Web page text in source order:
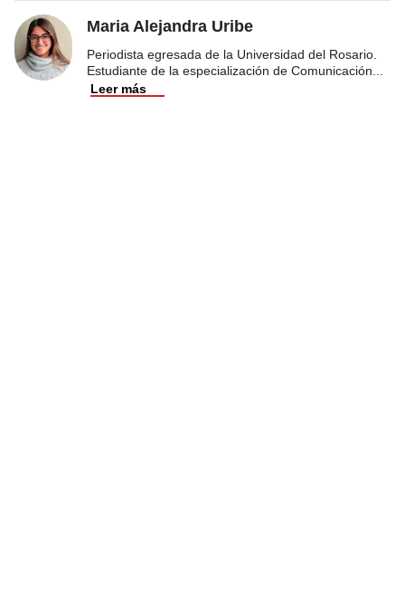
Maria Alejandra Uribe
Periodista egresada de la Universidad del Rosario.
Estudiante de la especialización de Comunicación
Leer más